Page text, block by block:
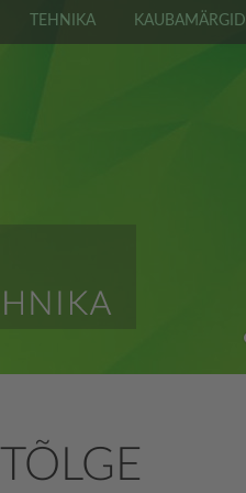
TEHNIKA KAUBAMÄRGID